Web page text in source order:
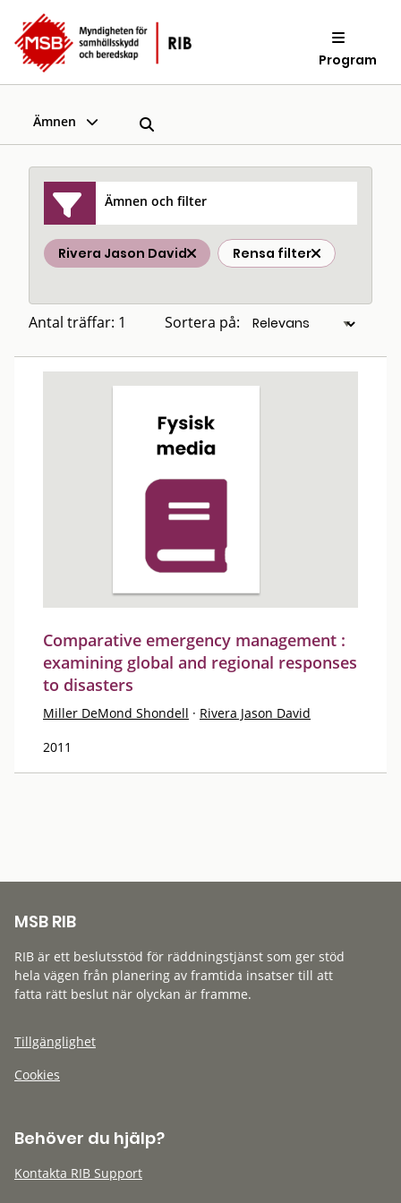
Program
Ämnen
Ämnen och filter
Rivera Jason David Rensa filter
Antal träffar: 1 Sortera på:
Comparative emergency management :
examining global and regional responses
to disasters
Miller DeMond Shondell · Rivera Jason David
2011
MSB RIB
RIB är ett beslutsstöd för räddningstjänst som ger stöd
hela vägen från planering av framtida insatser till att
fatta rätt beslut när olyckan är framme.
Tillgänglighet
Cookies
Behöver du hjälp?
Kontakta RIB Support